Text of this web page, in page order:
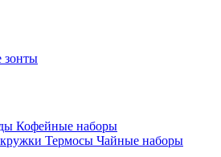
зонты
Кофейные наборы
Термосы Чайные наборы